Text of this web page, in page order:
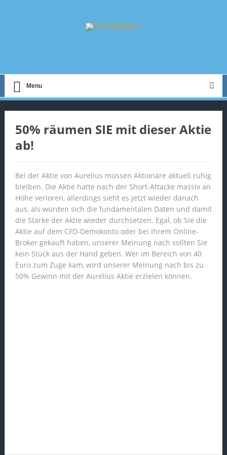
Menu
50% räumen SIE mit dieser Aktie
ab!
Bei der Aktie von Aurelius müssen Aktionäre aktuell ruhig
bleiben. Die Aktie hatte nach der Short-Attacke massiv an
Höhe verloren, allerdings sieht es jetzt wieder danach
aus, als würden sich die fundamentalen Daten und damit
die Stärke der Aktie wieder durchsetzen. Egal, ob Sie die
Aktie auf dem CFD-Demokonto oder bei Ihrem Online-
Broker gekauft haben, unserer Meinung nach sollten Sie
kein Stück aus der Hand geben. Wer im Bereich von 40
Euro zum Zuge kam, wird unserer Meinung nach bis zu
50% Gewinn mit der Aurelius Aktie erzielen können.